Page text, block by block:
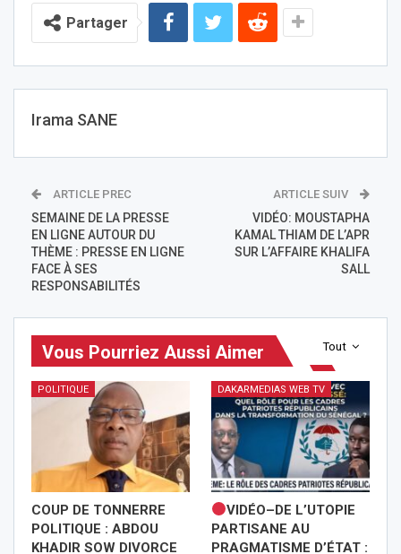
Partager
Irama SANE
ARTICLE PREC
SEMAINE DE LA PRESSE
EN LIGNE AUTOUR DU
THÈME : PRESSE EN LIGNE
FACE À SES
RESPONSABILITÉS
ARTICLE SUIV
VIDÉO: MOUSTAPHA
KAMAL THIAM DE L’APR
SUR L’AFFAIRE KHALIFA
SALL
Tout
Vous Pourriez Aussi Aimer
POLITIQUE
COUP DE TONNERRE
POLITIQUE : ABDOU
KHADIR SOW DIVORCE
DAKARMEDIAS WEB TV
VIDÉO–DE L’UTOPIE
PARTISANE AU
PRAGMATISME D’ÉTAT :